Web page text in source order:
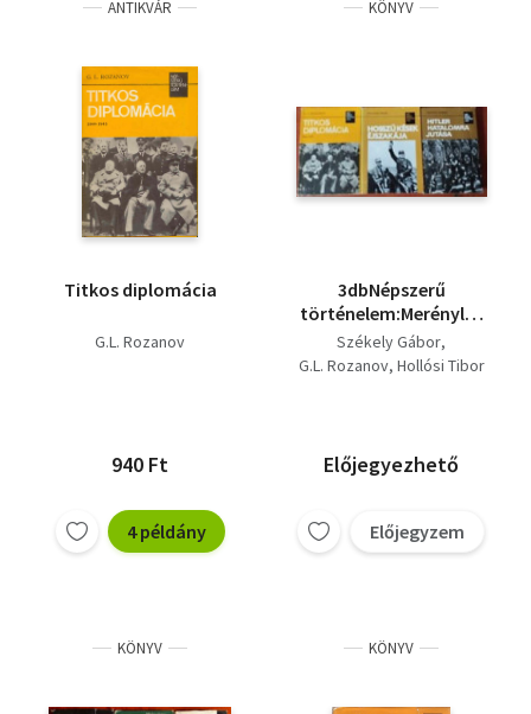
ANTIKVÁR
Titkos diplomácia
G.L. Rozanov
940 Ft
4 példány
KÖNYV
3dbNépszerű
történelem:Merénylet
Hossú kések
éjszakája+ Hitler
Székely Gábor
G.L. Rozanov Hollósi Tibor
Előjegyezhető
Előjegyzem
KÖNYV KÖNYV